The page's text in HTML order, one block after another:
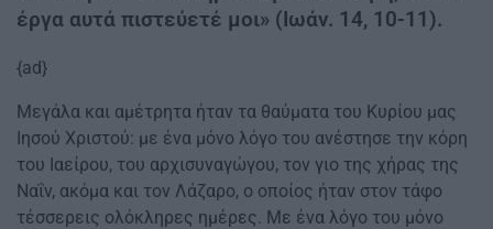
έργα αυτά πιστεύετέ μοι» (Ιωάν. 14, 10-11).
{ad}
Μεγάλα και αμέτρητα ήταν τα θαύματα του Κυρίου μας
Ιησού Χριστού: με ένα μόνο λόγο του ανέστησε την κόρη
του Ιαείρου, του αρχισυναγώγου, τον γιο της χήρας της
Ναΐν, ακόμα και τον Λάζαρο, ο οποίος ήταν στον τάφο
τέσσερεις ολόκληρες ημέρες. Με ένα λόγο του μόνο